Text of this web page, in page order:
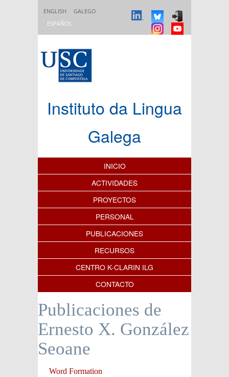
ENGLISH
GALEGO
ESPAÑOL
Instituto da Lingua
Galega
Índice de contenidos
INICIO
ACTIVIDADES
PROYECTOS
PERSONAL
PUBLICACIONES
RECURSOS
CENTRO K-CLARIN ILG
CONTACTO
Publicaciones de
Ernesto X. González
Seoane
Word Formation